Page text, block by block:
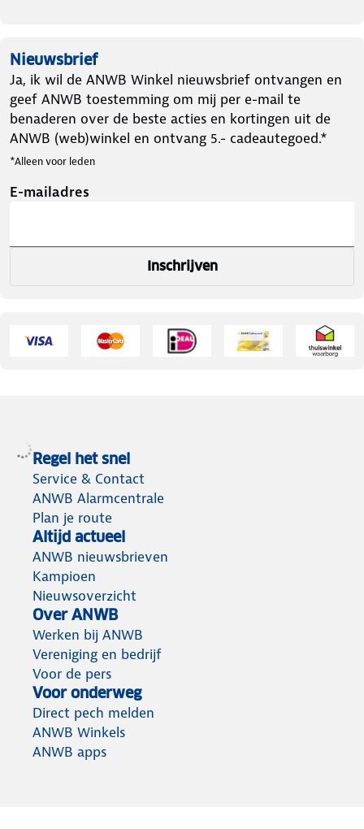
Nieuwsbrief
Ja, ik wil de ANWB Winkel nieuwsbrief ontvangen en
geef ANWB toestemming om mij per e-mail te
benaderen over de beste acties en kortingen uit de
ANWB (web)winkel en ontvang 5.- cadeautegoed.*
*Alleen voor leden
E-mailadres
Inschrijven
Regel het snel
Service & Contact
ANWB Alarmcentrale
Plan je route
Altijd actueel
ANWB nieuwsbrieven
Kampioen
Nieuwsoverzicht
Over ANWB
Werken bij ANWB
Vereniging en bedrijf
Voor de pers
Voor onderweg
Direct pech melden
ANWB Winkels
ANWB apps